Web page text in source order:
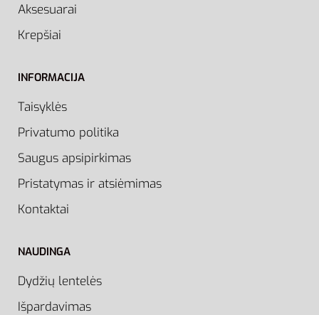
Aksesuarai
Krepšiai
INFORMACIJA
Taisyklės
Privatumo politika
Saugus apsipirkimas
Pristatymas ir atsiėmimas
Kontaktai
NAUDINGA
Dydžių lentelės
Išpardavimas